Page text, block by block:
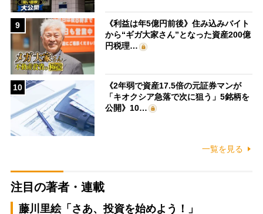
9
《利益は年5億円前後》住み込みバイト
から“ギガ大家さん”となった資産200億
円税理…
10
《2年弱で資産17.5倍の元証券マンが
「キオクシア急落で次に狙う」5銘柄を
公開》10…
一覧を見る
注目の著者・連載
藤川里絵「さあ、投資を始めよう！」